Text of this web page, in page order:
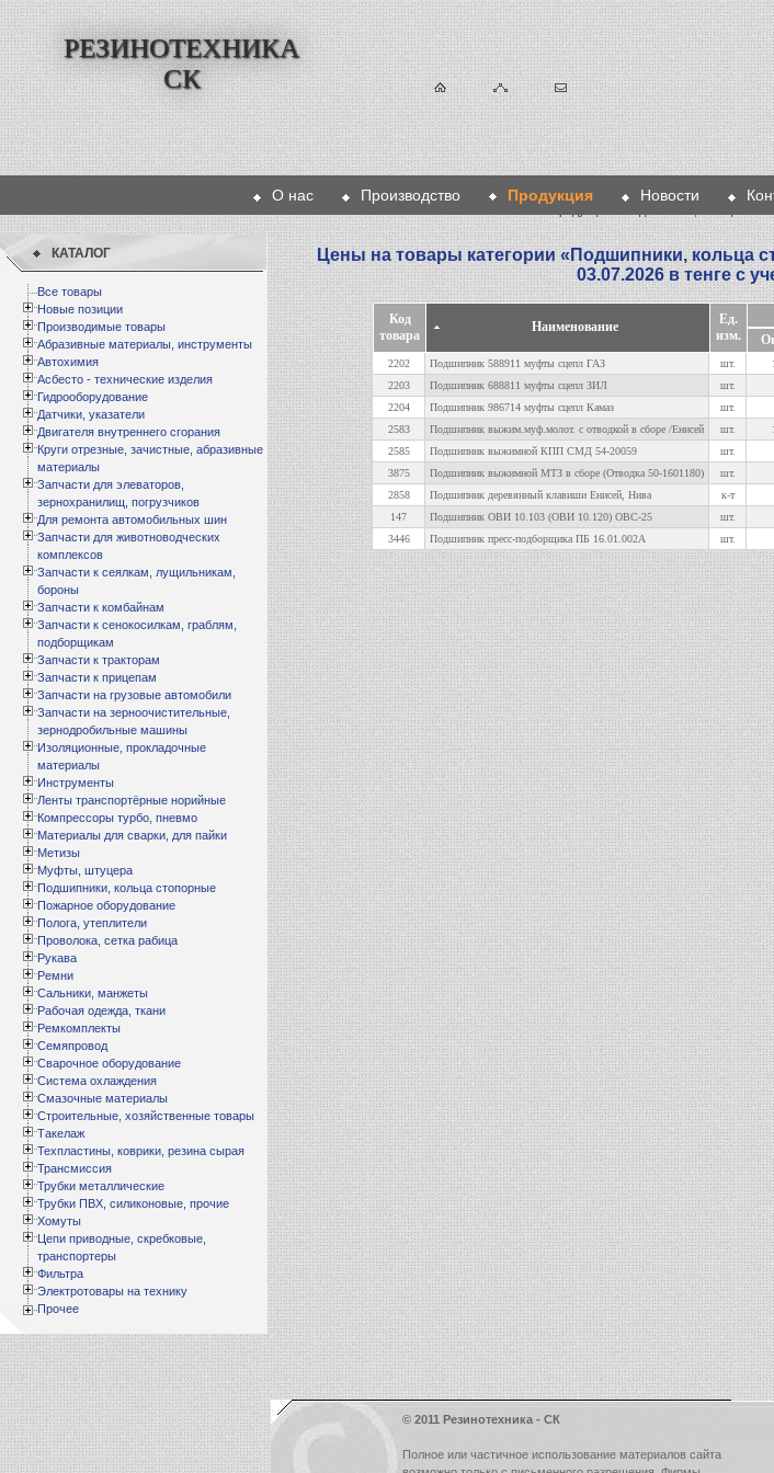
РЕЗИНОТЕХНИКА
СК
О нас Производство Продукция Новости
КАТАЛОГ
Все товары
Новые позиции
Производимые товары
Абразивные материалы, инструменты
Автохимия
Асбесто - технические изделия
Гидрооборудование
Датчики, указатели
Двигателя внутреннего сгорания
Круги отрезные, зачистные, абразивные
материалы
Запчасти для элеваторов,
зернохранилищ, погрузчиков
Для ремонта автомобильных шин
Запчасти для животноводческих
комплексов
Запчасти к сеялкам, лущильникам,
бороны
Запчасти к комбайнам
Запчасти к сенокосилкам, граблям,
подборщикам
Запчасти к тракторам
Запчасти к прицепам
Запчасти на грузовые автомобили
Запчасти на зерноочистительные,
зернодробильные машины
Изоляционные, прокладочные
материалы
Инструменты
Ленты транспортёрные норийные
Компрессоры турбо, пневмо
Материалы для сварки, для пайки
Метизы
Муфты, штуцера
Подшипники, кольца стопорные
Пожарное оборудование
Полога, утеплители
Проволока, сетка рабица
Рукава
Ремни
Сальники, манжеты
Рабочая одежда, ткани
Ремкомплекты
Семяпровод
Сварочное оборудование
Система охлаждения
Смазочные материалы
Строительные, хозяйственные товары
Такелаж
Техпластины, коврики, резина сырая
Трансмиссия
Трубки металлические
Трубки ПВХ, силиконовые, прочие
Хомуты
Цепи приводные, скребковые,
транспортеры
Фильтра
Электротовары на технику
Прочее
Цены на товары категории «Подшипники, кольца
03.07.2026 в тенге с
Код
товара
Наименование
Ед.
изм.
2202 Подшипник 588911 муфты сцепл ГАЗ шт.
2203
Подшипник 688811 муфты сцепл ЗИЛ шт.
2204
Подшипник 986714 муфты сцепл Камаз шт.
2583
Подшипник выжим.муф.молот. с отводкой в сборе /Енисей шт.
2585
Подшипник выжимной КПП СМД 54-20059 шт.
3875
Подшипник выжимной МТЗ в сборе (Отводка 50-1601180) шт.
2858
Подшипник деревянный клавиши Енисей, Нива к-т
147
Подшипник ОВИ 10.103 (ОВИ 10.120) ОВС-25 шт.
3446
Подшипник пресс-подборщика ПБ 16.01.002А шт.
© 2011 Резинотехника - СК
Полное или частичное использование материалов сайта